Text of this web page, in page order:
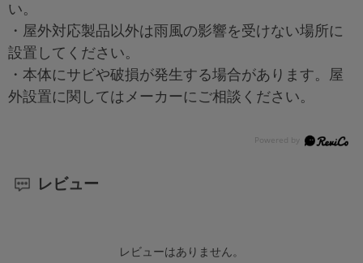
い。
・屋外対応製品以外は雨風の影響を受けない場所に
設置してください。
・本体にサビや破損が発生する場合があります。屋
外設置に関してはメーカーにご相談ください。
レビュー
レビューはありません。